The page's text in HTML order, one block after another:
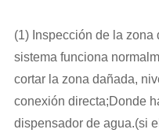
(1) Inspección de la zona
sistema funciona
cortar la zona dañada,
conexión directa;Donde
dispensador de agua.(si